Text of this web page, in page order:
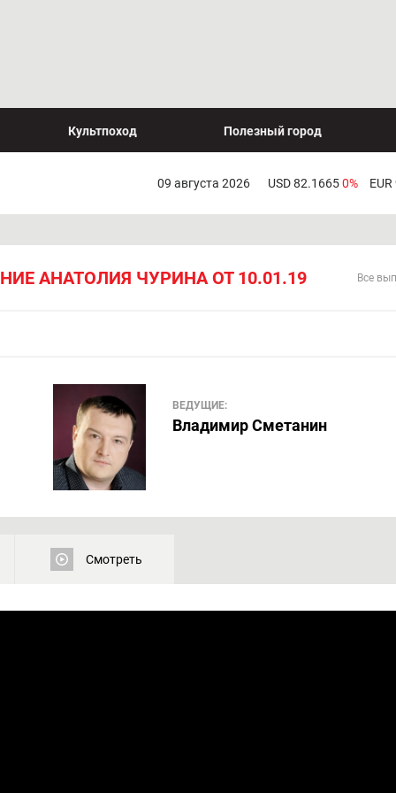
Культпоход Полезный город
09 августа 2026 USD 82.16650%
АНАТОЛИЯ ЧУРИНА ОТ 10.01.19 Все
ВЕДУЩИЕ:
Владимир Сметанин
Смотреть